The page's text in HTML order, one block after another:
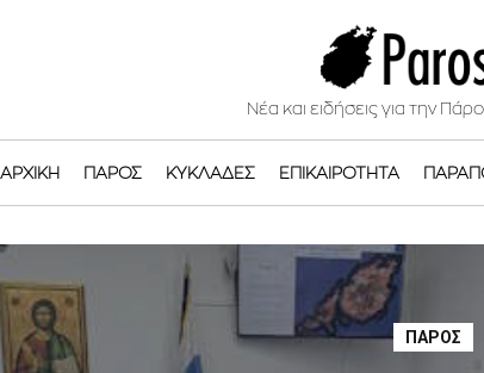
Νέα και ειδήσεις για την
ΑΡΧΙΚΉ ΠΆΡΟΣ ΚΥΚΛΆΔΕΣ ΕΠΙΚΑΙΡΌΤΗΤΑ
ΠΆΡΟΣ